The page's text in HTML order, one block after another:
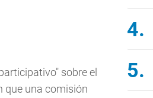
sobre el
que una comisión